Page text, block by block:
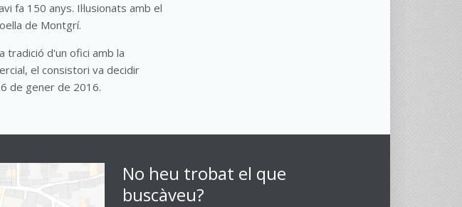
fa 150 anys. Il·lusionats amb el
de Montgrí.
tradició d'un ofici amb la
el consistori va decidir
de gener de 2016.
No heu trobat el que
buscàveu?